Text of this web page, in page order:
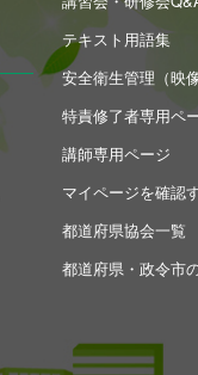
テキスト用語集
安全衛生管理（映
特責修了者専用ペ
講師専用ページ
マイページを確認
都道府県協会一覧
都道府県・政令市